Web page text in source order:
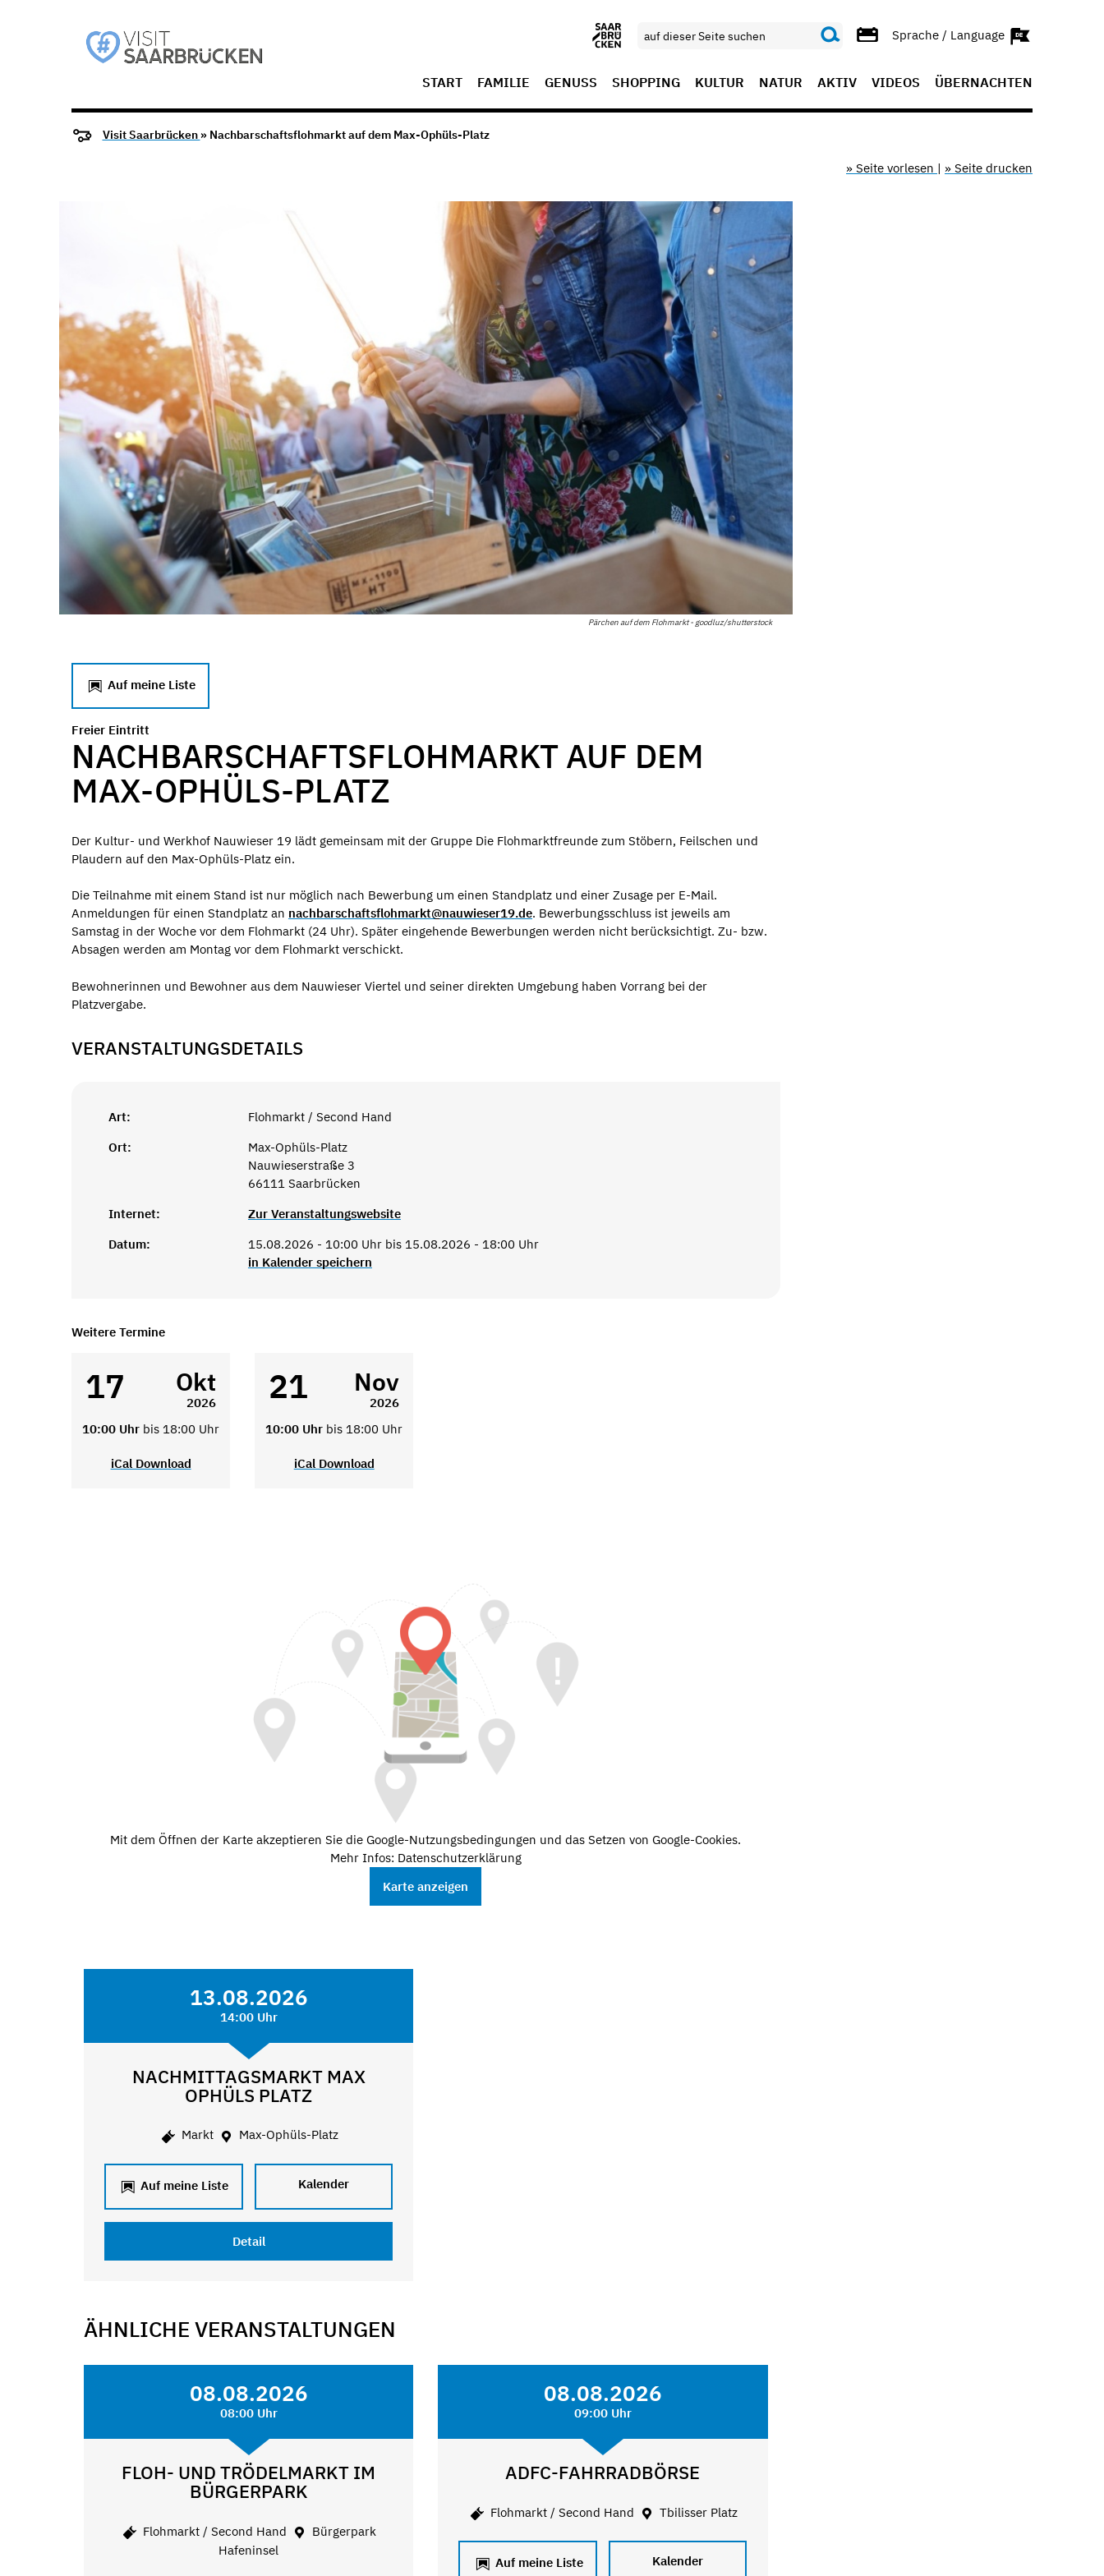
Sprache / Language
START FAMILIE GENUSS SHOPPING KULTUR NATUR AKTIV VIDEOS ÜBERNACHTEN
Visit Saarbrücken » Nachbarschaftsflohmarkt auf dem Max-Ophüls-Platz
» Seite vorlesen | » Seite drucken
Pärchen auf dem Flohmarkt - goodluz/shutterstock
Auf meine Liste
Freier Eintritt
NACHBARSCHAFTSFLOHMARKT AUF DEM
MAX-OPHÜLS-PLATZ
Der Kultur- und Werkhof Nauwieser 19 lädt gemeinsam mit der Gruppe Die Flohmarktfreunde zum Stöbern, Feilschen und
Plaudern auf den Max-Ophüls-Platz ein.
Die Teilnahme mit einem Stand ist nur möglich nach Bewerbung um einen Standplatz und einer Zusage per E-Mail.
Anmeldungen für einen Standplatz an nachbarschaftsflohmarkt@nauwieser19.de. Bewerbungsschluss ist jeweils am
Samstag in der Woche vor dem Flohmarkt (24 Uhr). Später eingehende Bewerbungen werden nicht berücksichtigt. Zu- bzw.
Absagen werden am Montag vor dem Flohmarkt verschickt.
Bewohnerinnen und Bewohner aus dem Nauwieser Viertel und seiner direkten Umgebung haben Vorrang bei der
Platzvergabe.
VERANSTALTUNGSDETAILS
Art:
Flohmarkt / Second Hand
Ort:
Max-Ophüls-Platz
Nauwieserstraße 3
66111 Saarbrücken
Internet:
Zur Veranstaltungswebsite
Datum:
15.08.2026 - 10:00 Uhr bis 15.08.2026 - 18:00 Uhr
in Kalender speichern
Weitere Termine
17 Okt
2026
10:00 Uhr bis 18:00 Uhr
iCal Download
21 Nov
2026
10:00 Uhr bis 18:00 Uhr
iCal Download
Mit dem Öffnen der Karte akzeptieren Sie die Google-Nutzungsbedingungen und das Setzen von Google-Cookies.
Mehr Infos: Datenschutzerklärung
Karte anzeigen
13.08.2026
14:00 Uhr
NACHMITTAGSMARKT MAX
OPHÜLS PLATZ
Markt Max-Ophüls-Platz
Auf meine Liste Kalender
Detail
ÄHNLICHE VERANSTALTUNGEN
08.08.2026
08:00 Uhr
FLOH- UND TRÖDELMARKT IM
BÜRGERPARK
Flohmarkt / Second Hand
Bürgerpark
Hafeninsel
08.08.2026
09:00 Uhr
ADFC-FAHRRADBÖRSE
Flohmarkt / Second Hand Tbilisser Platz
Auf meine Liste Kalender